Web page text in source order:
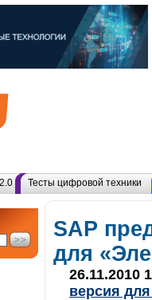
Тесты цифровой техники
SAP
для
26.11.2010
версия